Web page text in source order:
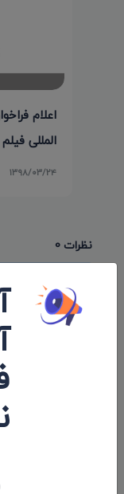
اعلام
المللی
۱۳۹۸/۰۳/۲۴
نظرات 0
اولین کامنت
ارسال